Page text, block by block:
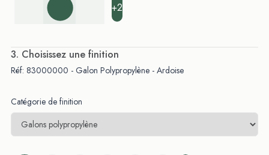
+2
. Choisissez une finition
Réf: 83000000 - Galon Polypropylène - Ardoise
Catégorie de finition